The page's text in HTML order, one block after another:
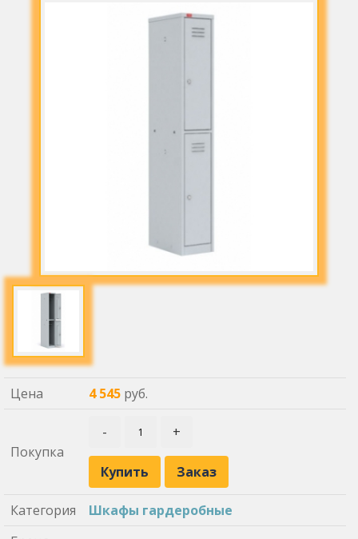
Цена 4 545 руб.
Покупка
- +
Купить Заказ
Категория
Шкафы гардеробные